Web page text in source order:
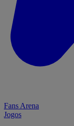
Fans Arena
Jogos